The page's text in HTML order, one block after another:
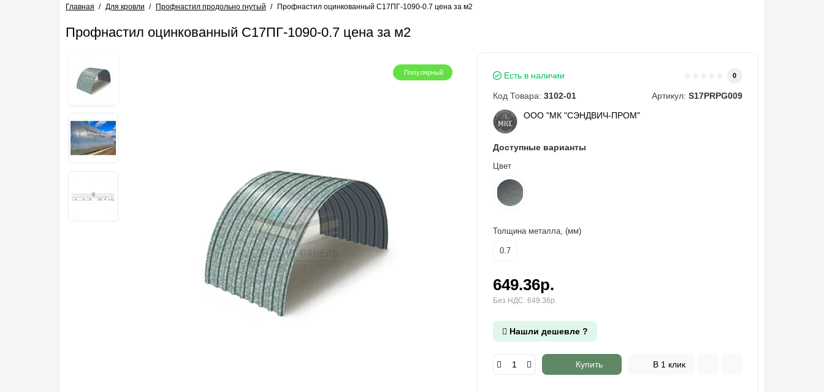
Главная Для кровли Профнастил продольно гнутый Профнастил оцинкованный С17ПГ-1090-0.7 цена за м2
Профнастил оцинкованный С17ПГ-1090-0.7 цена за м2
Популярный Есть в наличии 0
Код Товара: 3102-01 Артикул: S17PRPG009
ООО "МК "СЭНДВИЧ-ПРОМ"
Доступные варианты
Цвет
Толщина металла, (мм)
0.7
649.36р.
Без НДС: 649.36р.
Нашли дешевле ?
Купить В 1 клик